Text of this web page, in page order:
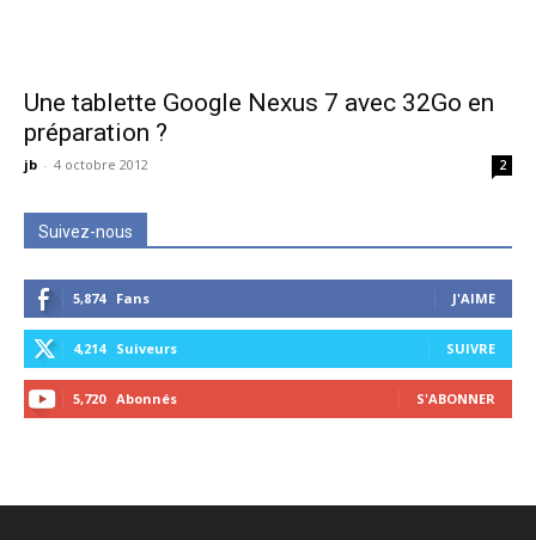
Une tablette Google Nexus 7 avec 32Go en
préparation ?
jb - 4 octobre 2012 2
Suivez-nous
5,874 Fans J'AIME
4,214 Suiveurs SUIVRE
5,720 Abonnés S'ABONNER